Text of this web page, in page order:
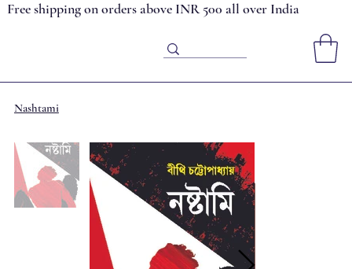
Free shipping on orders above INR 500 all over India
Nashtami